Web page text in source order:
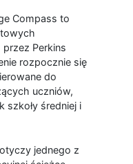
Compass to
Perkins
rozpocznie się
do
uczniów,
średniej i
jednego z